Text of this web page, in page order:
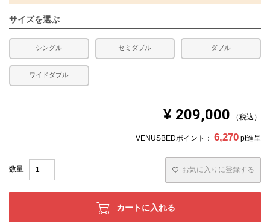
サイズを選ぶ
シングル セミダブル ダブル
ワイドダブル
¥ 209,000 税込
VENUSBEDポイント： 6,270 pt進呈
お気に入りに登録する
カートに入れる